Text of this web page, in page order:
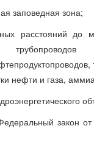
заповедная зона;
расстояний до
трубопроводов
нефти и газа,
закон